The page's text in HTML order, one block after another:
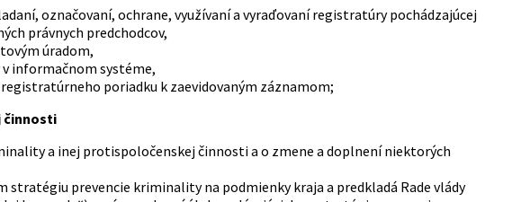
označovaní, ochrane, využívaní a vyraďovaní registratúry pochádzajúcej
právnych predchodcov,
úradom,
informačnom systéme,
poriadku k zaevidovaným záznamom;
činnosti
a inej protispoločenskej činnosti a o zmene a doplnení niektorých
stratégiu prevencie kriminality na podmienky kraja a predkladá Rade vlády